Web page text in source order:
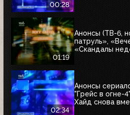
00:28
01:19
Анонсы (ТВ-6,
патруль»,
«Скандалы
02:34
Анонсы
"Грейс в огне-
Хайд снова